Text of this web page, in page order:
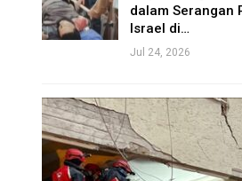
dalam Serangan
Israel di…
Jul 24, 2026